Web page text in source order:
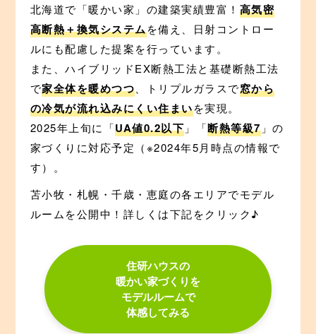
北海道で「暖かい家」の建築実績豊富！ 高気密
高断熱＋換気システムを備え、日射コントロー
ルにも配慮した提案を行っています。
また、ハイブリッドEX断熱工法と基礎断熱工法
で家全体を暖めつつ 、トリプルガラスで窓から
の冷気が流れ込みにくい住まいを実現。
2025年上旬に「UA値0.2以下 」「断熱等級7」の
家づくりに対応予定（※2024年5月時点の情報で
す）。
苫小牧・札幌・千歳・恵庭の各エリアでモデル
ルームを公開中！詳しくは下記をクリック♪
住研ハウスの
暖かい家づくりを
モデルルームで
体感してみる